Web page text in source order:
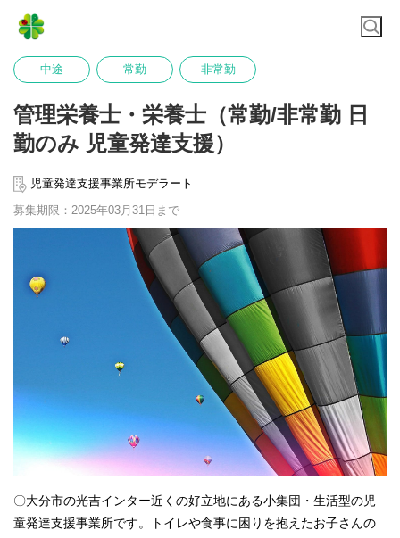
中途 常勤 非常勤
管理栄養士・栄養士（常勤/非常勤 日
勤のみ 児童発達支援）
児童発達支援事業所モデラート
募集期限：2025年03月31日まで
〇大分市の光吉インター近くの好立地にある小集団・生活型の児
童発達支援事業所です。トイレや食事に困りを抱えたお子さんの